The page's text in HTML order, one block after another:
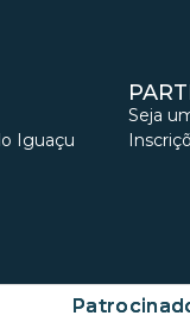
Iguaçu
Seja